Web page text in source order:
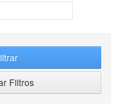
Filtros